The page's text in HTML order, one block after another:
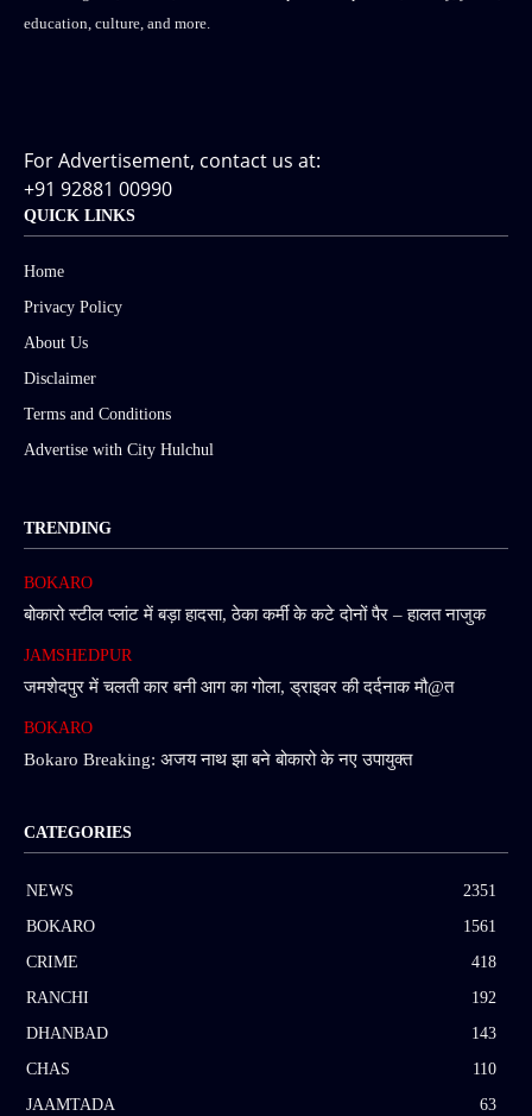
education, culture, and more.
For Advertisement, contact us at:
+91 92881 00990
QUICK LINKS
Home
Privacy Policy
About Us
Disclaimer
Terms and Conditions
Advertise with City Hulchul
TRENDING
BOKARO
बोकारो स्टील प्लांट में बड़ा हादसा, ठेका कर्मी के कटे दोनों पैर – हालत नाजुक
JAMSHEDPUR
जमशेदपुर में चलती कार बनी आग का गोला, ड्राइवर की दर्दनाक मौ@त
BOKARO
Bokaro Breaking: अजय नाथ झा बने बोकारो के नए उपायुक्त
CATEGORIES
NEWS
2351
BOKARO
1561
CRIME
418
RANCHI
192
DHANBAD
143
CHAS
110
JAAMTADA
63